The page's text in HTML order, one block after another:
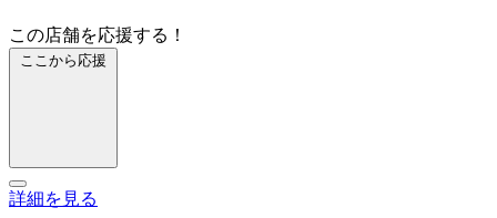
この店舗を応援する！
ここから応援
詳細を見る